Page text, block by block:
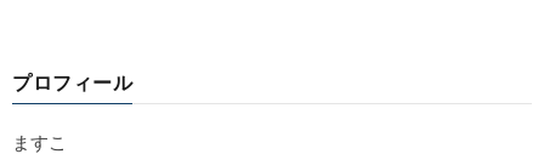
プロフィール
ますこ